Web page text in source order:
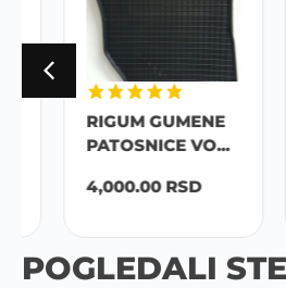
RIGUM GUMENE
PATOSNICE VO...
4,000.00RSD
POGLEDALI STE